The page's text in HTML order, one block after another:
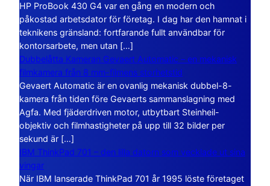
HP ProBook 430 G4 var en gång en modern och
påkostad arbetsdator för företag. I dag har den hamnat i
teknikens gränsland: fortfarande fullt användbar för
kontorsarbete, men utan […]
Dubbelåtta Kameran Gevaert Automatic – en mekanisk
filmkamera från 8 mm-filmens storhetstid
Gevaert Automatic är en ovanlig mekanisk dubbel-8-
kamera från tiden före Gevaerts sammanslagning med
Agfa. Med fjäderdriven motor, utbytbart Steinheil-
objektiv och filmhastigheter på upp till 32 bilder per
sekund är […]
IBM ThinkPad 701 – den lilla datorn som vecklade ut sina
vingar
När IBM lanserade ThinkPad 701 år 1995 löste företaget